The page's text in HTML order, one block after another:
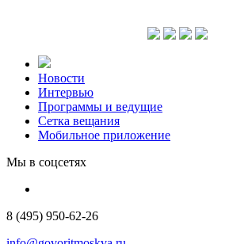
Новости
Интервью
Программы и ведущие
Сетка вещания
Мобильное приложение
Мы в соцсетях
8 (495) 950-62-26